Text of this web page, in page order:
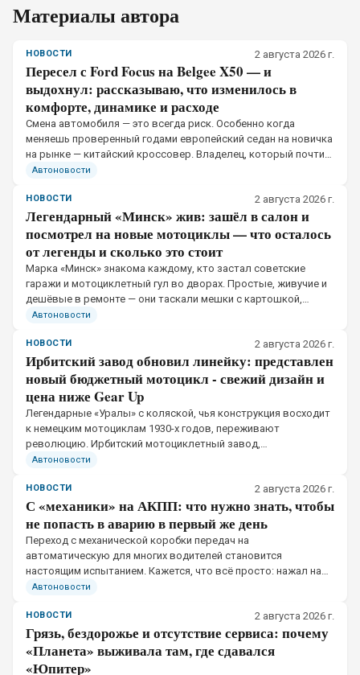
Материалы автора
НОВОСТИ 2 августа 2026 г.
Пересел с Ford Focus на Belgee X50 — и
выдохнул: рассказываю, что изменилось в
комфорте, динамике и расходе
Смена автомобиля — это всегда риск. Особенно когда
меняешь проверенный годами европейский седан на новичка
на рынке — китайский кроссовер. Владелец, который почти
12 лет отъездил на Ford Focus III, решился на эксперимент и
Автоновости
НОВОСТИ 2 августа 2026 г.
Легендарный «Минск» жив: зашёл в салон и
посмотрел на новые мотоциклы — что осталось
от легенды и сколько это стоит
Марка «Минск» знакома каждому, кто застал советские
гаражи и мотоциклетный гул во дворах. Простые, живучие и
дешёвые в ремонте — они таскали мешки с картошкой,
колесили по просёлкам и редко подводили.
Автоновости
НОВОСТИ 2 августа 2026 г.
Ирбитский завод обновил линейку: представлен
новый бюджетный мотоцикл - свежий дизайн и
цена ниже Gear Up
Легендарные «Уралы» с коляской, чья конструкция восходит
к немецким мотоциклам 1930-х годов, переживают
революцию. Ирбитский мотоциклетный завод,
десятилетиями державшийся за архаичные оппозитные
Автоновости
НОВОСТИ 2 августа 2026 г.
С «механики» на АКПП: что нужно знать, чтобы
не попасть в аварию в первый же день
Переход с механической коробки передач на
автоматическую для многих водителей становится
настоящим испытанием. Кажется, что всё просто: нажал на
газ — поехал. Но на деле старые привычки, выработанные
Автоновости
НОВОСТИ 2 августа 2026 г.
Грязь, бездорожье и отсутствие сервиса: почему
«Планета» выживала там, где сдавался
«Юпитер»